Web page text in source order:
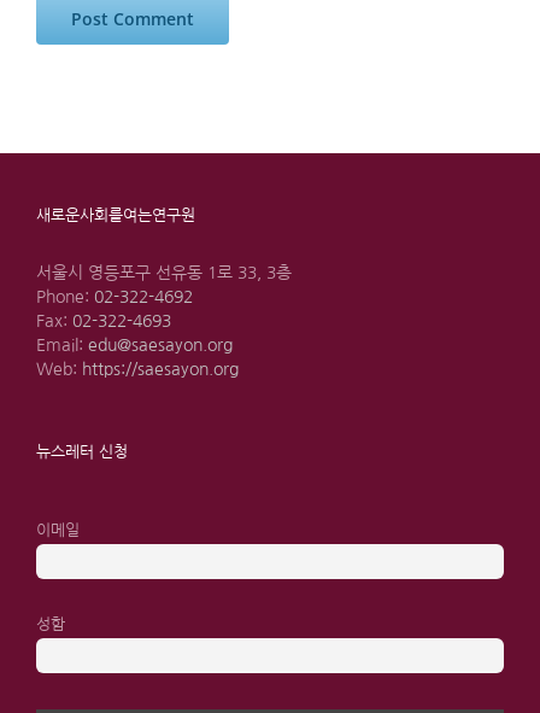
새로운사회를여는연구원
서울시 영등포구 선유동 1로 33, 3층
Phone: 02-322-4692
Fax: 02-322-4693
Email: edu@saesayon.org
Web: https://saesayon.org
뉴스레터 신청
이메일
성함